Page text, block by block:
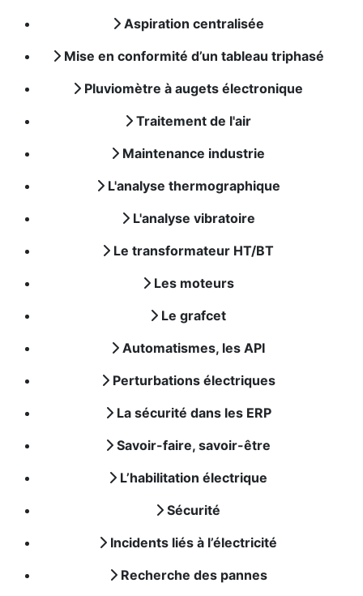
Aspiration centralisée
Mise en conformité d’un tableau triphasé
Pluviomètre à augets électronique
Traitement de l'air
Maintenance industrie
L'analyse thermographique
L'analyse vibratoire
Le transformateur HT/BT
Les moteurs
Le grafcet
Automatismes, les API
Perturbations électriques
La sécurité dans les ERP
Savoir-faire, savoir-être
L’habilitation électrique
Sécurité
Incidents liés à l’électricité
Recherche des pannes